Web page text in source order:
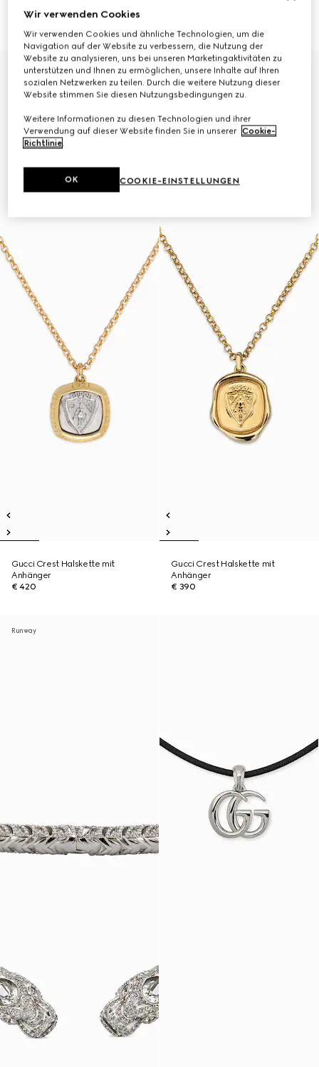
Halskette mit Horsebit-Motiv
Runway
Gucci Crest Halskette mit
Anhänger
€ 420
Gucci Crest Halskette mit
Anhänger
€ 390
Runway
Wir verwenden Cookies
Wir verwenden Cookies und ähnliche Technologien, um die
Navigation auf der Website zu verbessern, die Nutzung der
Website zu analysieren, uns bei unseren Marketingaktivitäten zu
unterstützen und Ihnen zu ermöglichen, unsere Inhalte auf Ihren
sozialen Netzwerken zu teilen. Durch die weitere Nutzung dieser
Website stimmen Sie diesen Nutzungsbedingungen zu.
Weitere Informationen zu diesen Technologien und ihrer
Verwendung auf dieser Website finden Sie in unserer Cookie-
Richtlinie.
COOKIE-EINSTELLUNGEN
OK